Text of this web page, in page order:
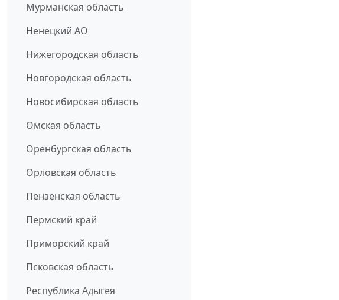
Мурманская область
Ненецкий АО
Нижегородская область
Новгородская область
Новосибирская область
Омская область
Оренбургская область
Орловская область
Пензенская область
Пермский край
Приморский край
Псковская область
Республика Адыгея